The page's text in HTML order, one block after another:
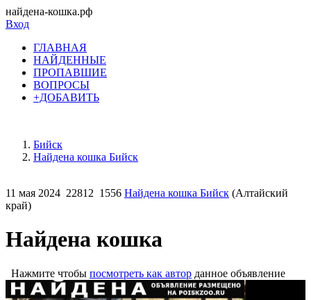
найдена-кошка.рф
Вход
ГЛАВНАЯ
НАЙДЕННЫЕ
ПРОПАВШИЕ
ВОПРОСЫ
+ДОБАВИТЬ
Бийск
Найдена кошка Бийск
11 мая 2024 22812 1556 Найдена кошка Бийск (Алтайский
край)
Найдена кошка
Нажмите чтобы посмотреть как автор данное объявление